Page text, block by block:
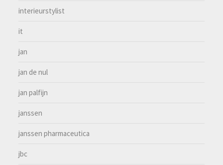
interieurstylist
it
jan
jan de nul
jan palfijn
janssen
janssen pharmaceutica
jbc